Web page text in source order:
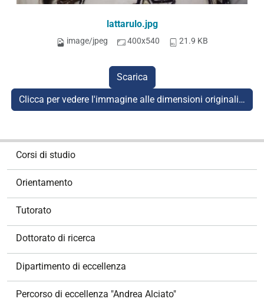
lattarulo.jpg
image/jpeg 400x540 21.9 KB
Scarica
Clicca per vedere l'immagine alle dimensioni originali…
Corsi di studio
Orientamento
Tutorato
Dottorato di ricerca
Dipartimento di eccellenza
Percorso di eccellenza "Andrea Alciato"